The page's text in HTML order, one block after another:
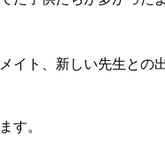
イト、新しい先生との
す。